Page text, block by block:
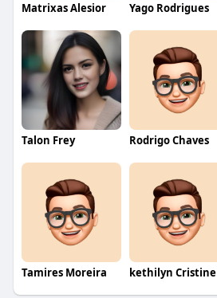
Matrixas Alesior Yago Rodrigues
Talon Frey Rodrigo Chaves
Tamires Moreira kethilyn Cristine